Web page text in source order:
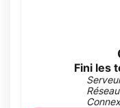
Fini les